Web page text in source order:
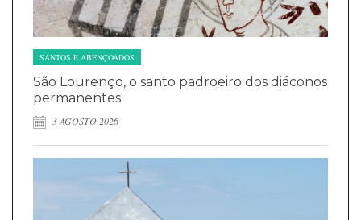
SANTOS E ABENÇOADOS
São Lourenço, o santo padroeiro dos diáconos
permanentes
3 AGOSTO 2026